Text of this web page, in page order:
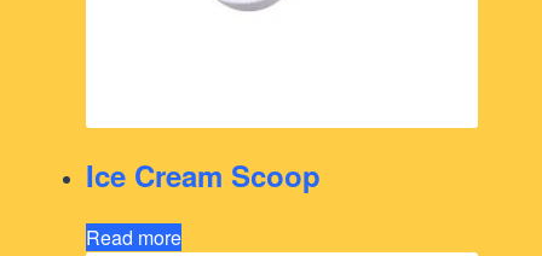
Ice Cream Scoop
Read more